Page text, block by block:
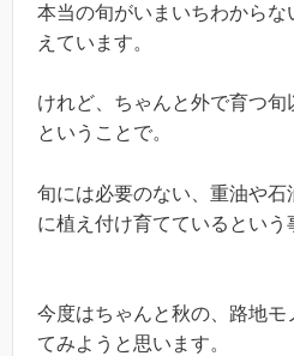
本当の旬がいまいちわから
えています。
けれど、ちゃんと外で育つ
ということで。
旬には必要のない、重油や石
に植え付け育てているという
今度はちゃんと秋の、路地モ
てみようと思います。